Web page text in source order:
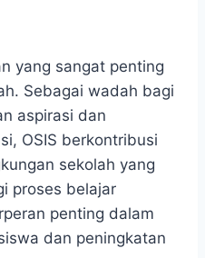
yang sangat penting
Sebagai wadah bagi
aspirasi dan
OSIS berkontribusi
sekolah yang
proses belajar
penting dalam
dan peningkatan